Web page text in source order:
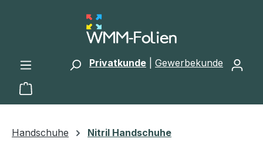
Zum Hauptinhalt springen
Privatkunde Gewerbekunde
Warenkorb enthält 0 Positionen. Der
Handschuhe Nitril Handschuhe